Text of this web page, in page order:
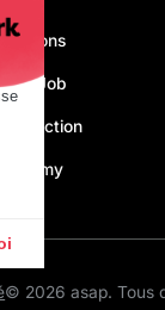
vos Options
Job
© 2026 asap. Tous